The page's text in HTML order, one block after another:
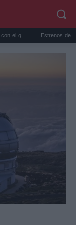
Estrenos de agosto en